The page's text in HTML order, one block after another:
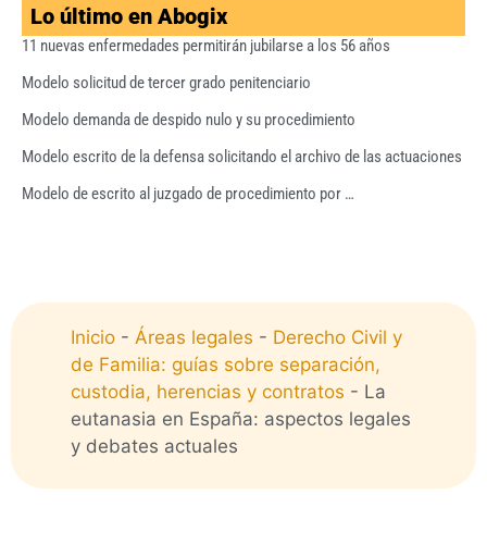
Lo último en Abogix
11 nuevas enfermedades permitirán jubilarse a los 56 años
Modelo solicitud de tercer grado penitenciario
Modelo demanda de despido nulo y su procedimiento
Modelo escrito de la defensa solicitando el archivo de las actuaciones
Modelo de escrito al juzgado de procedimiento por …
Inicio - Áreas legales - Derecho Civil y
de Familia: guías sobre separación,
custodia, herencias y contratos - La
eutanasia en España: aspectos legales
y debates actuales